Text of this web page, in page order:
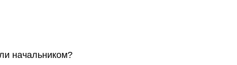
начальником?